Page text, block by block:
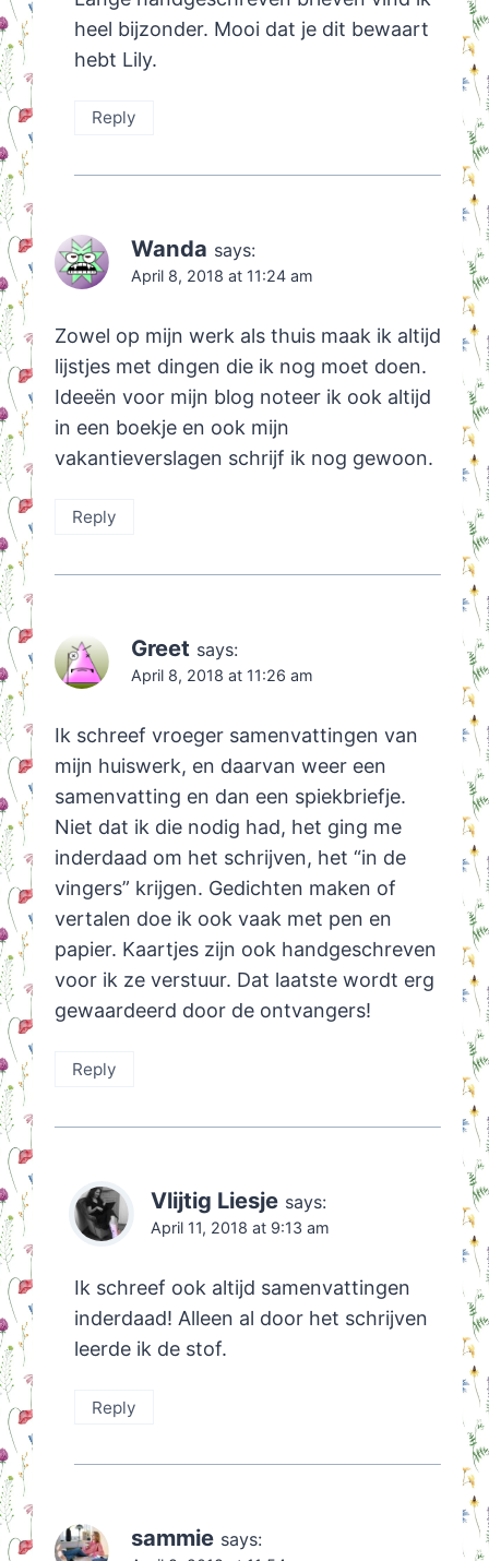
heel bijzonder. Mooi dat je dit bewaart
hebt Lily.
Reply
Wanda says:
April 8, 2018 at 11:24 am
Zowel op mijn werk als thuis maak ik altijd
lijstjes met dingen die ik nog moet doen.
Ideeën voor mijn blog noteer ik ook altijd
in een boekje en ook mijn
vakantieverslagen schrijf ik nog gewoon.
Reply
Greet says:
April 8, 2018 at 11:26 am
Ik schreef vroeger samenvattingen van
mijn huiswerk, en daarvan weer een
samenvatting en dan een spiekbriefje.
Niet dat ik die nodig had, het ging me
inderdaad om het schrijven, het “in de
vingers” krijgen. Gedichten maken of
vertalen doe ik ook vaak met pen en
papier. Kaartjes zijn ook handgeschreven
voor ik ze verstuur. Dat laatste wordt erg
gewaardeerd door de ontvangers!
Reply
Vlijtig Liesje says:
April 11, 2018 at 9:13 am
Ik schreef ook altijd samenvattingen
inderdaad! Alleen al door het schrijven
leerde ik de stof.
Reply
sammie says: